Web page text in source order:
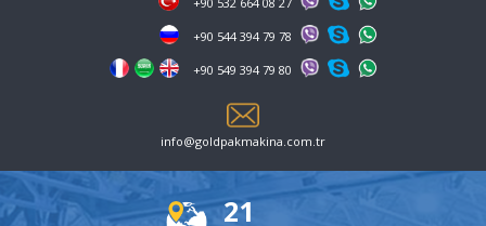
+90 544 394 79 78
+90 549 394 79 80
info@goldpakmakina.com.tr
21